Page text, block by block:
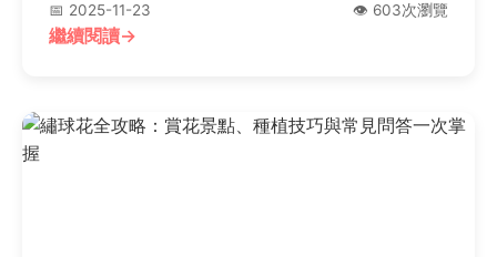
問。
📅 2025-11-23 👁️ 603次瀏覽
繼續閱讀